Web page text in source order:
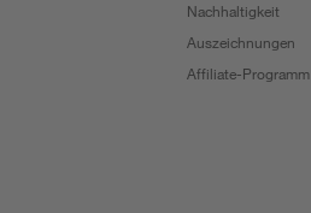
Nachhaltigkeit
Auszeichnungen
Affiliate-Programm